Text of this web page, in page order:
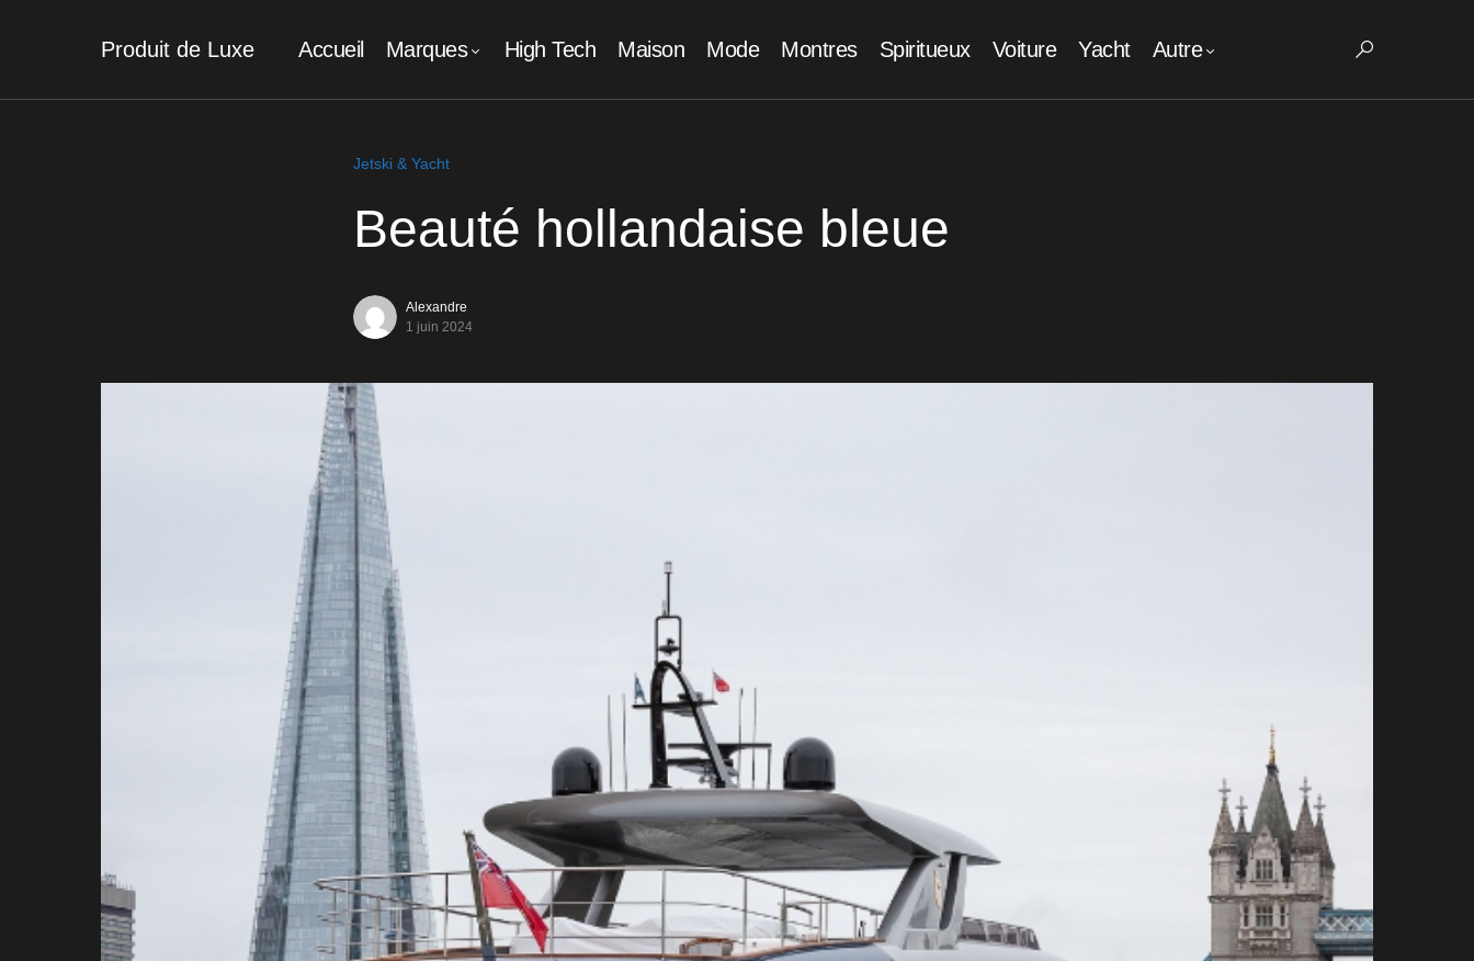
Produit de Luxe Accueil Marques High Tech Maison Mode Montres Spiritueux Voiture Yacht Autre
Jetski & Yacht
Beauté hollandaise bleue
Alexandre
1 juin 2024